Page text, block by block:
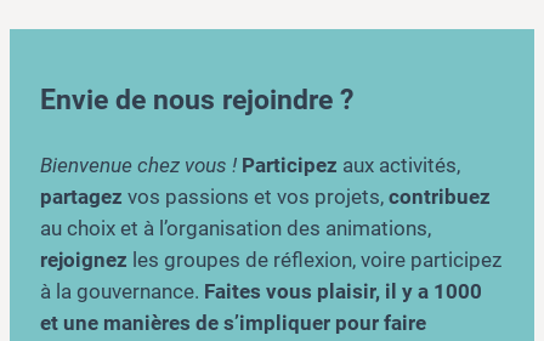
Envie de nous rejoindre ?
Bienvenue chez vous ! Participez aux activités,
partagez vos passions et vos projets, contribuez
au choix et à l’organisation des animations,
rejoignez les groupes de réflexion, voire participez
à la gouvernance. Faites vous plaisir, il y a 1000
et une manières de s’impliquer pour faire